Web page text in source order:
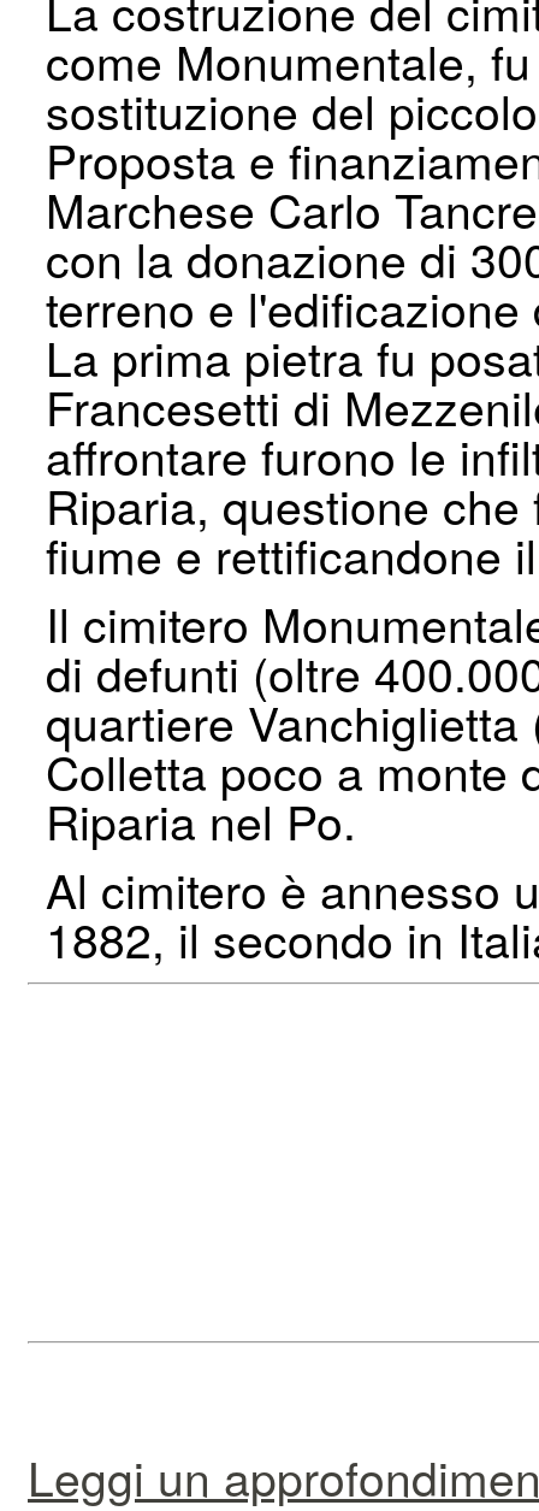
come Monumentale,
sostituzione del
Proposta e
Marchese Carlo
con la donazione di
terreno e
La prima pietra fu
Francesetti di
affrontare furono le
Riparia, questione
fiume e rettificandone
Il cimitero
di defunti (oltre
quartiere
Colletta poco a monte
Riparia nel Po.
Al cimitero è annesso
1882, il secondo in
Leggi un